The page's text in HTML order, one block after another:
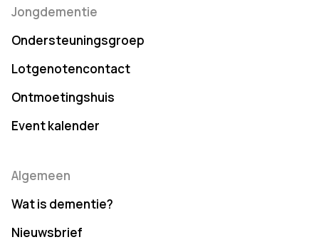
Jongdementie
Ondersteuningsgroep
Lotgenotencontact
Ontmoetingshuis
Event kalender
Algemeen
Wat is dementie?
Nieuwsbrief